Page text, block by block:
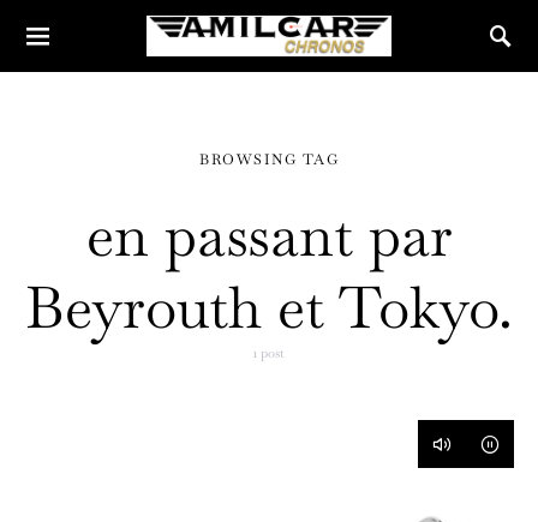
BROWSING TAG
en passant par
Beyrouth et Tokyo.
1 post